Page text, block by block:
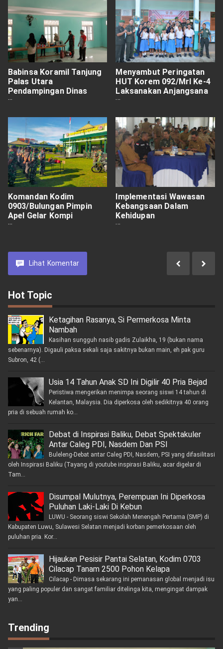
Babinsa Koramil Tanjung
Palas Utara
Pendampingan Dinas
Ketahanan Pangan Dalam
Bolu Ubi
Menyambut Peringatan
HUT Korem 092/Mrl Ke-4
Laksanakan Anjangsana
dan Pemberian Tali Asih
Komandan Kodim
0903/Bulungan Pimpin
Apel Gelar Kompi
Produksi Tahun 2023
Implementasi Wawasan
Kebangsaan Dalam
Kehidupan
Bermasyarakat Oleh
Lihat Komentar
Hot Topic
Ketagihan Rasanya, Si Permerkosa Minta
Nambah
Kasihan sungguh nasib gadis Zulaikha, 19 (bukan nama
sebenarnya). Digauli paksa sekali saja sakitnya bukan main, eh pak guru
Subron, 42 (...
Usia 14 Tahun Anak SD Ini Digilir 40 Pria Bejad
Peristiwa mengerikan menimpa seorang siswi 14 tahun di
Kelantan, Malaysia. Dia diperkosa oleh sedikitnya 40 orang
pria di sebuah rumah ko...
Debat di Inspirasi Baliku, Debat Spektakuler
Antar Caleg PDI, Nasdem Dan PSI
Buleleng-Debat antar Caleg PDI, Nasdem, PSI yang difasilitasi
oleh Inspirasi Baliku (Tayang di youtube inspirasi Baliku, acar digelar di
Tam...
Disumpal Mulutnya, Perempuan Ini Diperkosa
Puluhan Laki-Laki Di Kebun
LUWU - Seorang siswi Sekolah Menengah Pertama (SMP) di
Kabupaten Luwu, Sulawesi Selatan menjadi korban pemerkosaan oleh
puluhan pria. Kor...
Hijaukan Pesisir Pantai Selatan, Kodim 0703
Cilacap Tanam 2500 Pohon Kelapa
Cilacap - Dimasa sekarang ini pemanasan global menjadi isu
yang paling populer dan sangat familiar ditelinga kita, mengingat dampak
yan...
Trending